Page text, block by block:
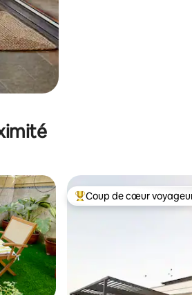
Coups de cœur
Coup de cœur